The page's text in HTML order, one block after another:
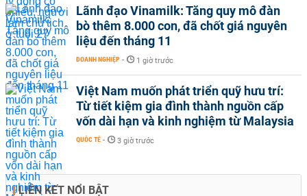
Lãnh đạo Vinamilk: Tăng quy mô đàn
bò thêm 8.000 con, đã chốt giá nguyên
liệu đến tháng 11
DOANH NGHIỆP - 1 giờ trước
Việt Nam muốn phát triển quỹ hưu trí:
Từ tiết kiệm gia đình thành nguồn cấp
vốn dài hạn và kinh nghiệm từ Malaysia
QUỐC TẾ - 3 giờ trước
LIÊN KẾT NỔI BẬT